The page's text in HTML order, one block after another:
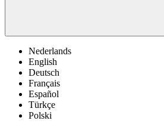
Nederlands
English
Deutsch
Français
Español
Türkçe
Polski